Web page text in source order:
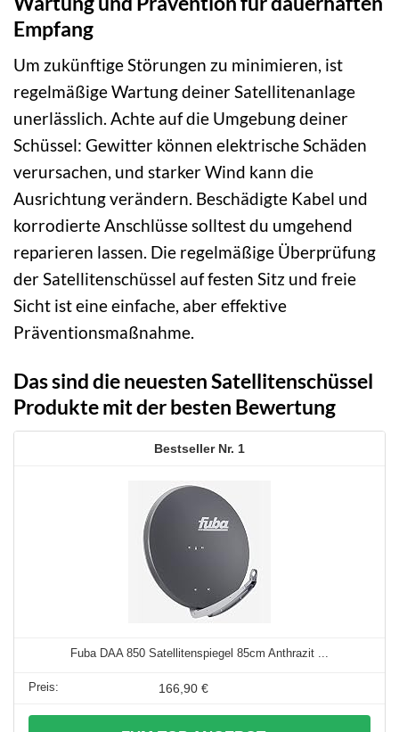
Empfang
Um zukünftige Störungen zu minimieren, ist
regelmäßige Wartung deiner Satellitenanlage
unerlässlich. Achte auf die Umgebung deiner
Schüssel: Gewitter können elektrische Schäden
verursachen, und starker Wind kann die
Ausrichtung verändern. Beschädigte Kabel und
korrodierte Anschlüsse solltest du umgehend
reparieren lassen. Die regelmäßige Überprüfung
der Satellitenschüssel auf festen Sitz und freie
Sicht ist eine einfache, aber effektive
Präventionsmaßnahme.
Das sind die neuesten Satellitenschüssel
Produkte mit der besten Bewertung
1
Fuba DAA 850 Satellitenspiegel 85cm Anthrazit ...
166,90 €